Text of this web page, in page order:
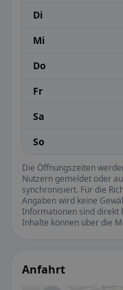
Di
Mi
Do
Fr
Sa
So
Die Öffnungszeiten
Nutzern gemeldet oder
synchronisiert. Für die
Angaben wird keine
Informationen sind direkt
Inhalte können über die
Anfahrt